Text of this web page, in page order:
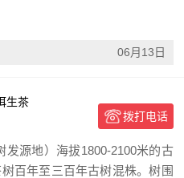
06月13日
生茶
拨打电话
源地）海拔1800-2100米的古
百年至三百年古树混株。树围